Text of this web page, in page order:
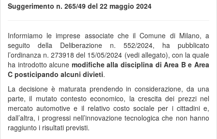
Suggerimento n. 265/49 del 22 maggio 2024
Informiamo le imprese associate che il Comune di Milano, a
seguito della Deliberazione n. 552/2024, ha pubblicato
l’ordinanza n. 273918 del 15/05/2024 (vedi allegato), con la quale
ha introdotto alcune modifiche alla disciplina di Area B e Area
C posticipando alcuni divieti.
La decisione è maturata prendendo in considerazione, da una
parte, il mutato contesto economico, la crescita dei prezzi nel
mercato automotive e il relativo costo sociale per i cittadini e,
dall’altra, i progressi nell’innovazione tecnologica che non hanno
raggiunto i risultati previsti.